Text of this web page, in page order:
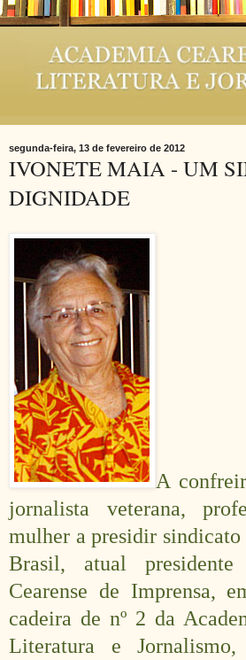
segunda-feira, 13 de fevereiro de 2012
IVONETE MAIA - UM
DIGNIDADE
A
jornalista veterana,
mulher a presidir sindicato
Brasil, atual presidente
Cearense de Imprensa,
cadeira de nº 2 da
Literatura e Jornalismo,